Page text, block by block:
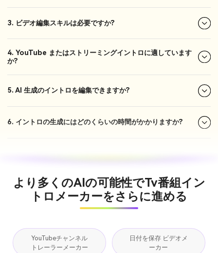
3. ビデオ編集スキルは必要ですか?
4. YouTube またはストリーミングイントロに適しています
か?
5. AI 生成のイントロを編集できますか?
6. イントロの生成にはどのくらいの時間がかかりますか?
より多くのAIの可能性でTv番組イン
トロメーカーをさらに進める
YouTubeチャンネル
トレーラーメーカー
日付を保存 ビデオメ
ーカー